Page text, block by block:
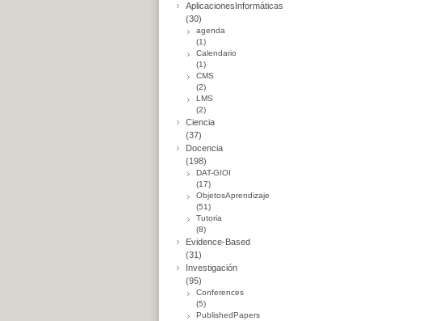
AplicacionesInformáticas
(30)
agenda
(1)
Calendario
(1)
CMS
(2)
LMS
(2)
Ciencia
(37)
Docencia
(198)
DAT-GIOI
(17)
ObjetosAprendizaje
(51)
Tutoria
(8)
Evidence-Based
(31)
Investigación
(95)
Conferences
(5)
PublishedPapers